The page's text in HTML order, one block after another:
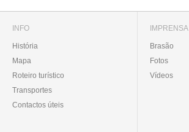
INFO
História
Mapa
Roteiro turístico
Transportes
Contactos úteis
IMPRENSA
Brasão
Fotos
Vídeos